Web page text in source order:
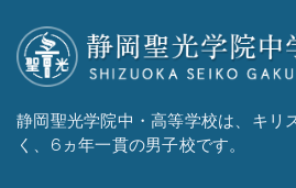
静岡聖光学院中・高等学校は、キリ
く、6ヵ年一貫の男子校です。